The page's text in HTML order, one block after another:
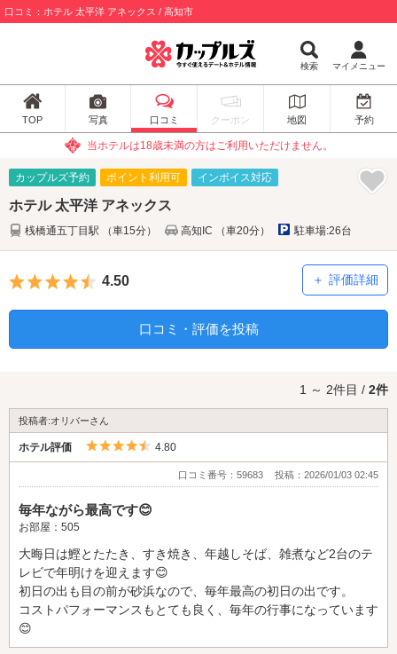
口コミ：ホテル 太平洋 アネックス / 高知市
検索 マイメニュー
TOP 写真 口コミ クーポン 地図 予約
当ホテルは18歳未満の方はご利用いただけません。
カップルズ予約 ポイント利用可 インボイス対応
ホテル 太平洋 アネックス
桟橋通五丁目駅 （車15分） 高知IC （車20分） 駐車場:26台
5つ星のうち4.5
4.50 評価詳細
口コミ・評価を投稿
1 ～ 2件目 / 2件
投稿者:オリバーさん
ホテル評価 5つ星のうち4.5
4.80
口コミ番号：59683 投稿：2026/01/03 02:45
毎年ながら最高です😊
お部屋：505
大晦日は鰹とたたき、すき焼き、年越しそば、雑煮など2台のテ
レビで年明けを迎えます😊
初日の出も目の前が砂浜なので、毎年最高の初日の出です。
コストパフォーマンスもとても良く、毎年の行事になっています
😊